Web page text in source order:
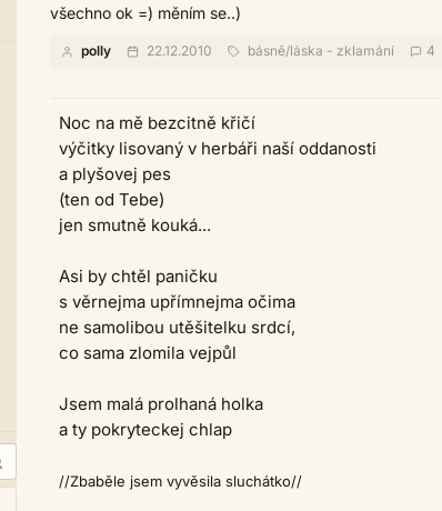
všechno ok =) měním se..)
polly 22.12.2010 básně/láska - zklamání 4
Noc na mě bezcitně křičí
výčitky lisovaný v herbáři naší oddanosti
a plyšovej pes
(ten od Tebe)
jen smutně kouká...
Asi by chtěl paničku
s věrnejma upřímnejma očima
ne samolibou utěšitelku srdcí,
co sama zlomila vejpůl
Jsem malá prolhaná holka
a ty pokryteckej chlap
//Zbaběle jsem vyvěsila sluchátko//